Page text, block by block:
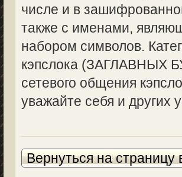
числе и в
также с именами,
набором символов.
кэпслока (ЗАГЛАВНЫХ
сетевого общения
уважайте себя и других
Вернуться на страницу